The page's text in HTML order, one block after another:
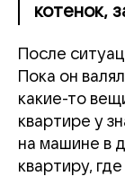
котенок,
После
Пока он
какие-то
квартире у
на машине в
квартиру,